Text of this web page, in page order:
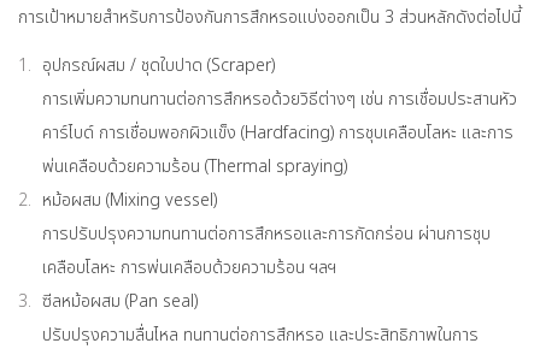
การเป้าหมายสำหรับการป้องกันการสึกหรอแบ่งออกเป็น 3 ส่วนหลักดังต่อไปนี้
อุปกรณ์ผสม / ชุดใบปาด (Scraper)
การเพิ่มความทนทานต่อการสึกหรอด้วยวิธีต่างๆ เช่น การเชื่อมประสานหัว
คาร์ไบด์ การเชื่อมพอกผิวแข็ง (Hardfacing) การชุบเคลือบโลหะ และการ
พ่นเคลือบด้วยความร้อน (Thermal spraying)
หม้อผสม (Mixing vessel)
การปรับปรุงความทนทานต่อการสึกหรอและการกัดกร่อน ผ่านการชุบ
เคลือบโลหะ การพ่นเคลือบด้วยความร้อน ฯลฯ
ซีลหม้อผสม (Pan seal)
ปรับปรุงความลื่นไหล ทนทานต่อการสึกหรอ และประสิทธิภาพในการ